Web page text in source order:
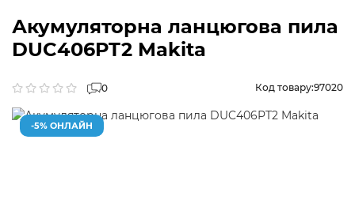
Акумуляторна ланцюгова пила
DUC406PT2 Makita
0 Код товару:97020
-5% ОНЛАЙН